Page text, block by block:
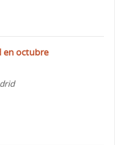
en octubre